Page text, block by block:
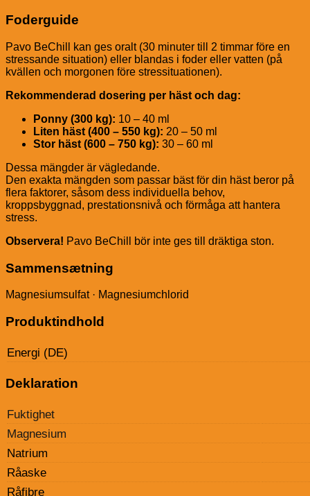
Foderguide
Pavo BeChill kan ges oralt (30 minuter till 2 timmar före en
stressande situation) eller blandas i foder eller vatten (på
kvällen och morgonen före stressituationen).
Rekommenderad dosering per häst och dag:
Ponny (300 kg): 10 – 40 ml
Liten häst (400 – 550 kg): 20 – 50 ml
Stor häst (600 – 750 kg): 30 – 60 ml
Dessa mängder är vägledande.
Den exakta mängden som passar bäst för din häst beror på
flera faktorer, såsom dess individuella behov,
kroppsbyggnad, prestationsnivå och förmåga att hantera
stress.
Observera! Pavo BeChill bör inte ges till dräktiga ston.
Sammensætning
Magnesiumsulfat · Magnesiumchlorid
Produktindhold
Energi (DE)
Deklaration
Fuktighet
Magnesium
Natrium
Råaske
Råfibre